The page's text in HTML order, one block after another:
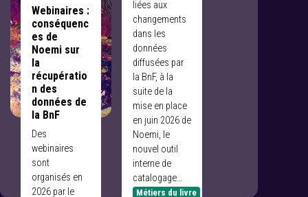
identifiées à ce
jour,
notamment en
lien avec le
déploiement
du nouvel outil
interne de
catalogage de
la BnF
(Noemi), en
juin 2026.
Métiers du livre
Métiers du livre
Webinaires :
conséquenc
es de
Noemi sur
la
récupératio
n des
données de
la BnF
Des
webinaires
sont
organisés en
2026 par le